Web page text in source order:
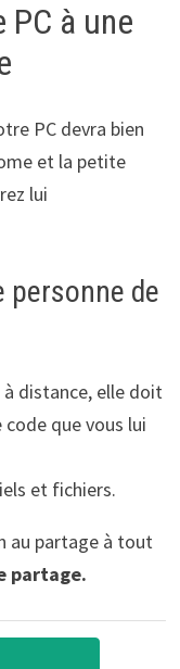
PC à une
PC devra bien
et la petite
lui
personne de
à distance, elle doit
code que vous lui
et fichiers.
au partage à tout
partage.